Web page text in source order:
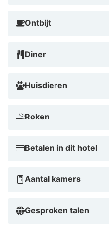
Ontbijt
Diner
Huisdieren
Roken
Betalen in dit hotel
Aantal kamers
Gesproken talen